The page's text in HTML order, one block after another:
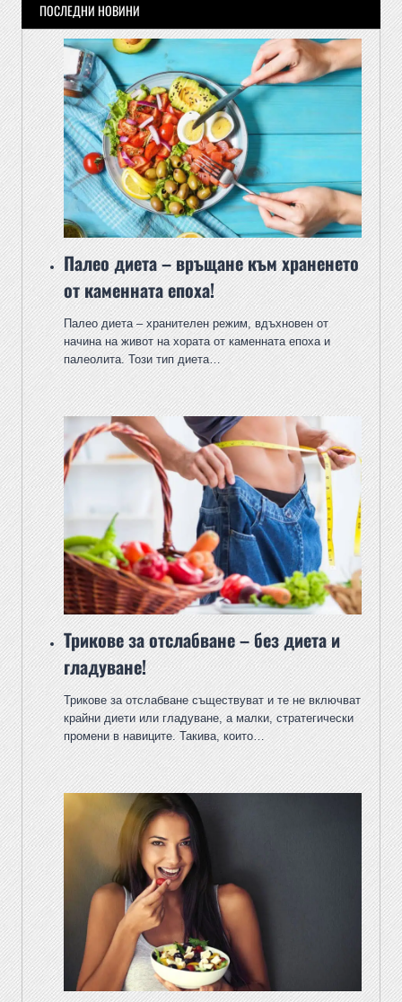
ПОСЛЕДНИ НОВИНИ
Палео диета – връщане към храненето
от каменната епоха!
Палео диета – хранителен режим, вдъхновен от
начина на живот на хората от каменната епоха и
палеолита. Този тип диета…
Трикове за отслабване – без диета и
гладуване!
Трикове за отслабване съществуват и те не включват
крайни диети или гладуване, а малки, стратегически
промени в навиците. Такива, които…